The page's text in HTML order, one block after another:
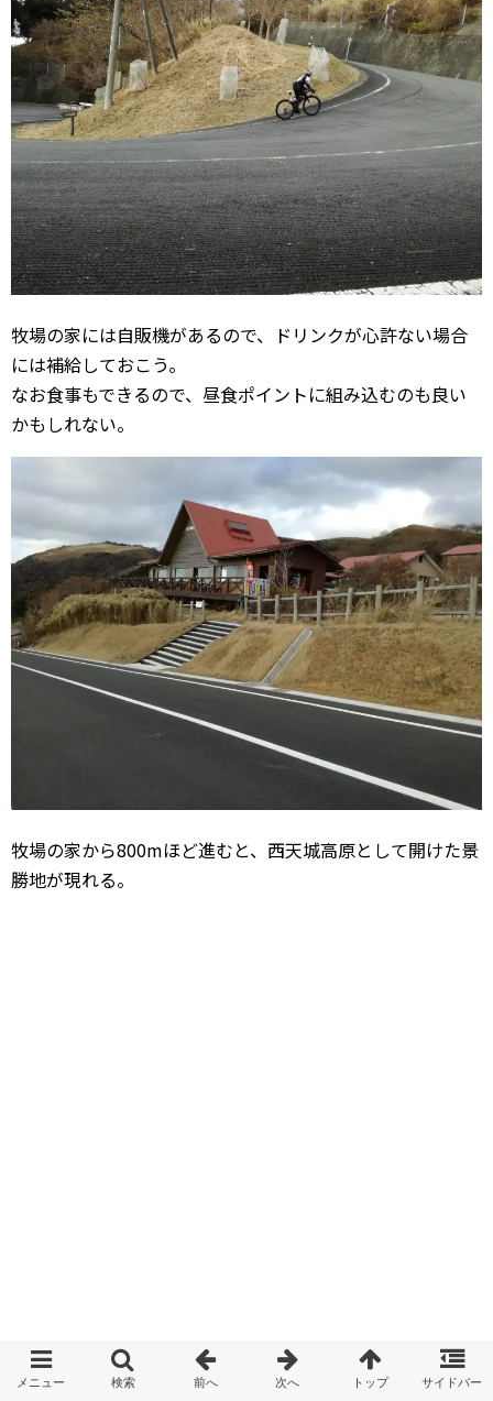
牧場の家には自販機があるので、ドリンクが心許ない場合
には補給しておこう。
なお食事もできるので、昼食ポイントに組み込むのも良い
かもしれない。
牧場の家から800mほど進むと、西天城高原として開けた景
勝地が現れる。